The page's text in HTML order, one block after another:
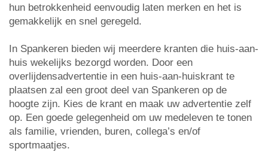
hun betrokkenheid eenvoudig laten merken en het is
gemakkelijk en snel geregeld.
In Spankeren bieden wij meerdere kranten die huis-aan-
huis wekelijks bezorgd worden. Door een
overlijdensadvertentie in een huis-aan-huiskrant te
plaatsen zal een groot deel van Spankeren op de
hoogte zijn. Kies de krant en maak uw advertentie zelf
op. Een goede gelegenheid om uw medeleven te tonen
als familie, vrienden, buren, collega’s en/of
sportmaatjes.